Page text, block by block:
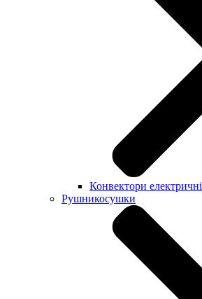
Конвектори електричні
Рушникосушки